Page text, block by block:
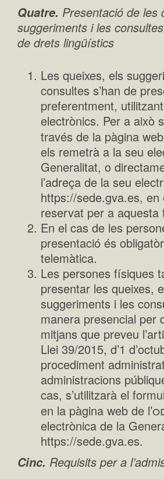
Quatre. Presentació de les
suggeriments i les consultes
de drets lingüístics
Les queixes, els
consultes s’han de
preferentment,
electrònics. Per a això
través de la pàgina web
els remetrà a la seu
Generalitat, o
l’adreça de la seu
https://sede.gva.es, en
reservat per a aquesta
En el cas de les
presentació és
telemàtica.
Les persones físiques
presentar les queixes,
suggeriments i les
manera presencial per
mitjans que preveu
Llei 39/2015, d’1
procediment
administracions
cas, s’utilitzarà el
en la pàgina web de l’
electrònica de la
https://sede.gva.es.
Cinc. Requisits per a